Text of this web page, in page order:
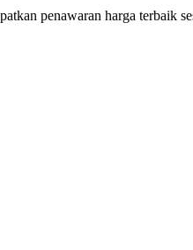
penawaran harga terbaik